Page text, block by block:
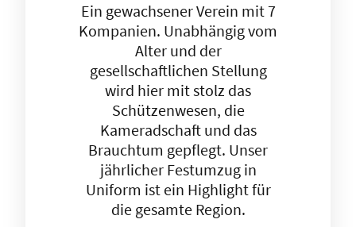
Ein gewachsener Verein mit 7
Kompanien. Unabhängig vom
Alter und der
gesellschaftlichen Stellung
wird hier mit stolz das
Schützenwesen, die
Kameradschaft und das
Brauchtum gepflegt. Unser
jährlicher Festumzug in
Uniform ist ein Highlight für
die gesamte Region.